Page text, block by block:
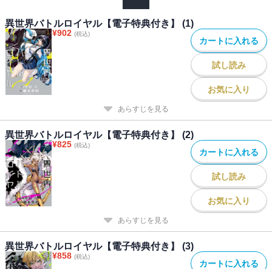
異世界バトルロイヤル【電子特典付き】 (1)
¥902 (税込)
カートに入れる
試し読み
お気に入り
あらすじを見る
異世界バトルロイヤル【電子特典付き】 (2)
¥825 (税込)
カートに入れる
試し読み
お気に入り
あらすじを見る
異世界バトルロイヤル【電子特典付き】 (3)
¥858 (税込)
カートに入れる